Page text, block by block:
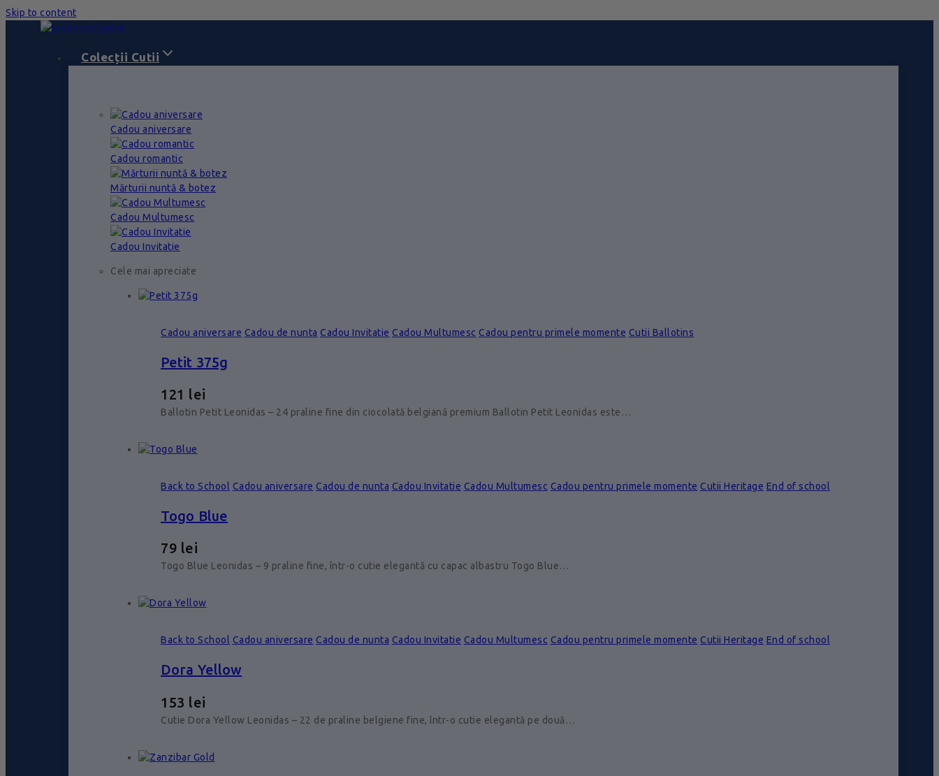
Skip to content
Colecții Cutii
Cadou aniversare
Cadou romantic
Mărturii nuntă & botez
Cadou Multumesc
Cadou Invitatie
Cele mai apreciate
Cadou aniversare Cadou de nunta Cadou Invitatie Cadou Multumesc Cadou pentru primele momente Cutii Ballotins
Petit 375g
121 lei
Ballotin Petit Leonidas – 24 praline fine din ciocolată belgiană premium Ballotin Petit Leonidas este…
Back to School Cadou aniversare Cadou de nunta Cadou Invitatie Cadou Multumesc Cadou pentru primele momente Cutii Heritage End of school
Togo Blue
79 lei
Togo Blue Leonidas – 9 praline fine, într-o cutie elegantă cu capac albastru Togo Blue…
Back to School Cadou aniversare Cadou de nunta Cadou Invitatie Cadou Multumesc Cadou pentru primele momente Cutii Heritage End of school
Dora Yellow
153 lei
Cutie Dora Yellow Leonidas – 22 de praline belgiene fine, într-o cutie elegantă pe două…